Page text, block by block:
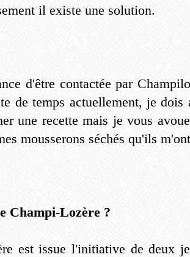
il existe une solution.
d'être contactée par
de temps actuellement, je dois
une recette mais je vous
mousserons séchés qu'ils
Champi-Lozère ?
est issue l'initiative de deux